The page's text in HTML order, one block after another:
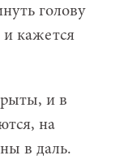
голову
и кажется
и в
на
в даль.